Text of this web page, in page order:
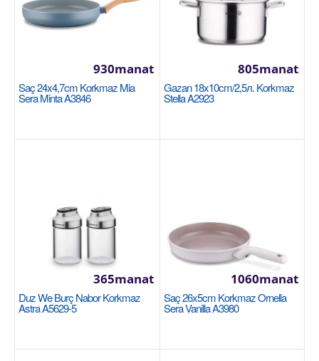
стержень из жаропрочной нержавеющей стали
Противоскол..
1675manat
Sebede Goş
Saç 24x4,7cm Korkmaz Mia
Sera Minta A3846
930manat
Gazan 18x10cm/2,5л. Korkmaz
Stella A2923
805manat
Duz We Burç Nabor Korkmaz
Astra A5629-5
365manat
Saç 26x5cm Korkmaz Ornella
Sera Vanilla A3980
1060manat